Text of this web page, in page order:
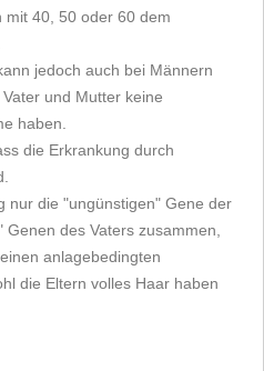
mit 40, 50 oder 60 dem
jedoch auch bei Männern
und Mutter keine
haben.
die Erkrankung durch
nur die "ungünstigen" Gene der
des Vaters zusammen,
anlagebedingten
die Eltern volles Haar haben